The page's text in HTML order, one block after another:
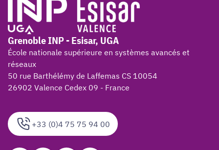
+33 (0)4 75 75 94 00
Grenoble INP - Esisar, UGA
École nationale supérieure en systèmes avancés et
réseaux
50 rue Barthélémy de Laffemas CS 10054
26902 Valence Cedex 09 - France